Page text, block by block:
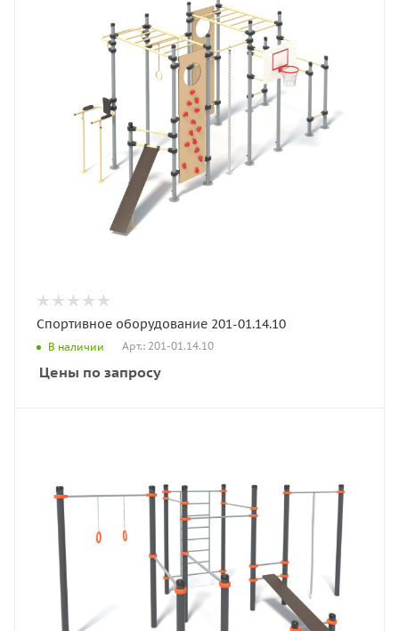
Спортивное оборудование 201-01.14.10
В наличии Арт.: 201-01.14.10
Цены по запросу